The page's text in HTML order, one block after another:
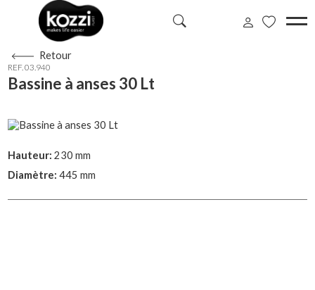
Retour
REF. 03.940
Bassine à anses 30 Lt
Hauteur: 230 mm
Diamètre: 445 mm